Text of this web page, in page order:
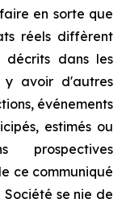
en sorte que
réels diffèrent
dans les
y avoir d'autres
événements
estimés ou
prospectives
ce communiqué
se nie de